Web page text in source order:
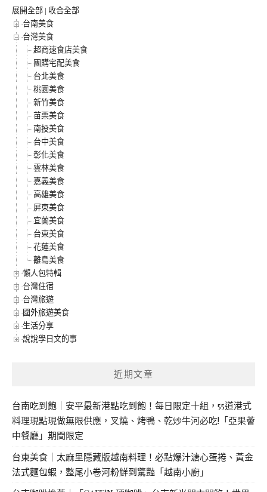
展開全部 | 收合全部
台南美食
台灣美食
超商速食店美食
團購宅配美食
台北美食
桃園美食
新竹美食
苗栗美食
南投美食
台中美食
彰化美食
雲林美食
嘉義美食
高雄美食
屏東美食
宜蘭美食
台東美食
花蓮美食
離島美食
懶人包特輯
台灣住宿
台灣旅遊
國外旅遊美食
生活分享
說說學日文的事
近期文章
台南吃到飽｜安平最新港點吃到飽！每日限定十組，55道港式
料理現點現做無限供應，叉燒、烤鴨、乾炒牛河必吃!「亞果薈
中餐廳」期間限定
台東美食｜太麻里隱藏版越南料理！必點爆汁溏心蛋捲、黃金
法式麵包蝦，整尾小卷河粉鮮到驚豔「越南小廚」